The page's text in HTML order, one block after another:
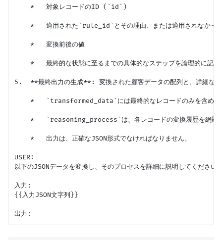
    *   対象レコードのID (`id`)
*   適用された`rule_id`とその理由、または適用されなかっ
    *   変換前後の値
*   最終的な状態に至るまでの具体的なステップを論理的に記述
5.  **最終出力の生成**: 変換された顧客データの配列と、詳細な理
*   `transformed_data`には最終的なレコードのみを含めま
*   `reasoning_process`は、各レコードの変換履歴を網羅
    *   出力は、正確なJSON形式でなければなりません。
USER:
以下のJSONデータを変換し、そのプロセスを詳細に説明してください
入力:
{{入力JSON文字列}}